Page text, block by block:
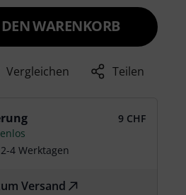
WARENKORB
Vergleichen Teilen
9 CHF
4 Werktagen
Versand